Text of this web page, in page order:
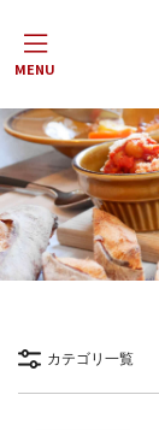
Menu
カテゴリ一覧